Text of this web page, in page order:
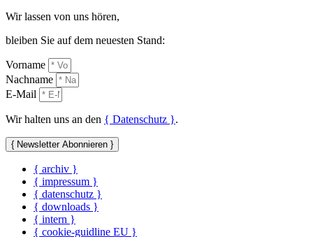
ist
WORKS
die
Wir lassen von uns hören,
bleiben Sie auf dem neuesten Stand:
Vorname
Nachname
E-Mail
Wir halten uns an den { Datenschutz }.
{ Newsletter Abonnieren }
{ archiv }
{ impressum }
{ datenschutz }
{ downloads }
{ intern }
{ cookie-guidline EU }